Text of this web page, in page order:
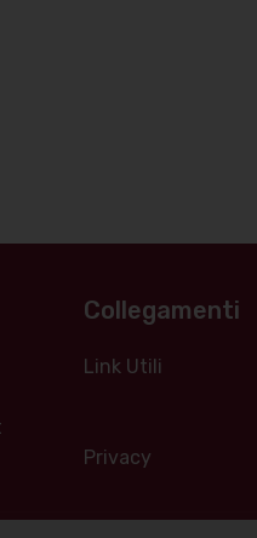
Collegamenti
Link Utili
Privacy